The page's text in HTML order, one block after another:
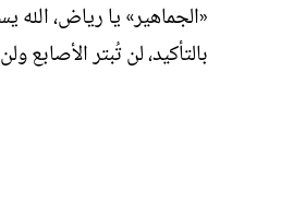
«الجماهير» يا رياض، الله
بالتأكيد، لن تُبتر الأصابع